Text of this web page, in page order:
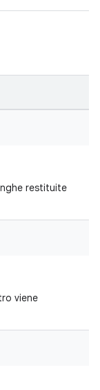
restituite
viene